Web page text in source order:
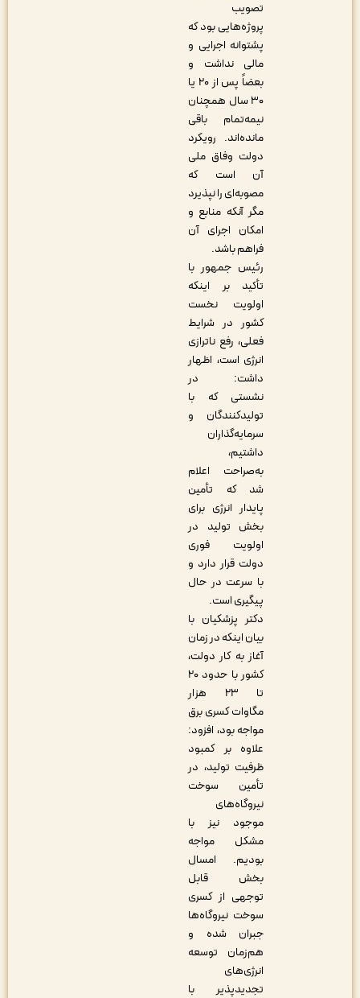
پروژه‌هایی بود که
پشتوانه اجرایی و
مالی نداشت و
بعضاً پس از ۲۰ یا
۳۰ سال همچنان
نیمه‌تمام باقی
مانده‌اند. رویکرد
دولت وفاق ملی
آن است که
مصوبه‌ای را نپذیرد
مگر آنکه منابع و
امکان اجرای آن
فراهم باشد.
رئیس جمهور با
تأکید بر اینکه
اولویت نخست
کشور در شرایط
فعلی، رفع ناترازی
انرژی است، اظهار
داشت: در
نشستی که با
تولیدکنندگان و
سرمایه‌گذاران
به‌صراحت اعلام
شد که تأمین
پایدار انرژی برای
بخش تولید در
اولویت فوری
دولت قرار دارد و
با سرعت در حال
پیگیری است.
دکتر پزشکیان با
بیان اینکه در زمان
آغاز به کار دولت،
کشور با حدود ۲۰
تا ۲۳ هزار
مگاوات کسری برق
مواجه بود، افزود:
علاوه بر کمبود
ظرفیت تولید، در
تأمین سوخت
نیروگاه‌های
موجود نیز با
مشکل مواجه
بودیم. امسال
بخش قابل
توجهی از کسری
سوخت نیروگاه‌ها
جبران شده و
هم‌زمان توسعه
انرژی‌های
تجدیدپذیر با